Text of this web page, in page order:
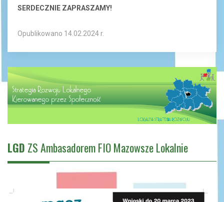
SERDECZNIE ZAPRASZAMY!
Opublikowano 14.02.2024 r.
LGD ZS Ambasadorem FIO Mazowsze Lokalnie